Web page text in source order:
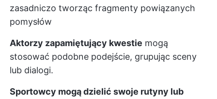
zasadniczo tworząc fragmenty powiązanych
pomysłów
Aktorzy zapamiętujący kwestie mogą
stosować podobne podejście, grupując sceny
lub dialogi.
Sportowcy mogą dzielić swoje rutyny lub